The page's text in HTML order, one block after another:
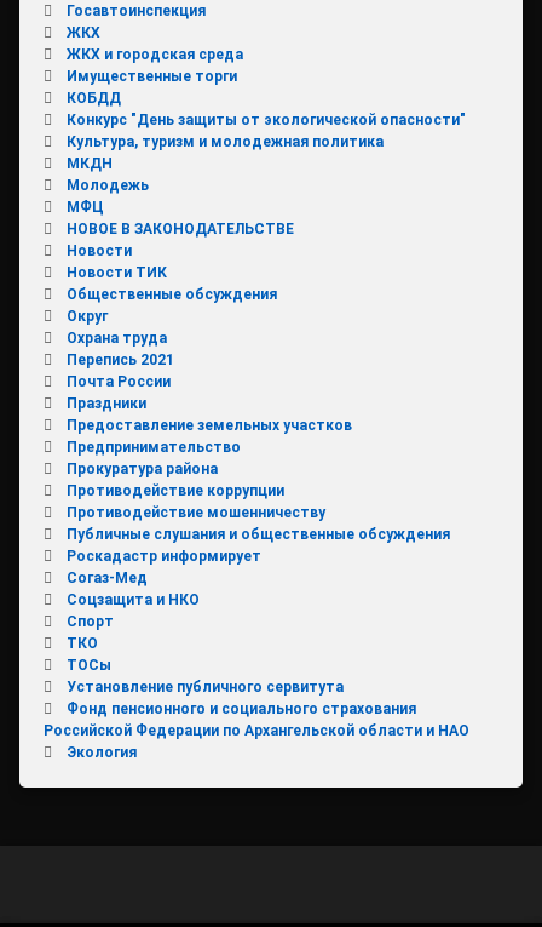
Госавтоинспекция
ЖКХ
ЖКХ и городская среда
Имущественные торги
КОБДД
Конкурс "День защиты от экологической опасности"
Культура, туризм и молодежная политика
МКДН
Молодежь
МФЦ
НОВОЕ В ЗАКОНОДАТЕЛЬСТВЕ
Новости
Новости ТИК
Общественные обсуждения
Округ
Охрана труда
Перепись 2021
Почта России
Праздники
Предоставление земельных участков
Предпринимательство
Прокуратура района
Противодействие коррупции
Противодействие мошенничеству
Публичные слушания и общественные обсуждения
Роскадастр информирует
Согаз-Мед
Соцзащита и НКО
Спорт
ТКО
ТОСы
Установление публичного сервитута
Фонд пенсионного и социального страхования
Российской Федерации по Архангельской области и НАО
Экология